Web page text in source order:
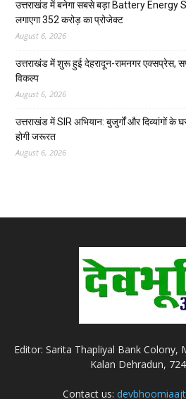
उत्तराखंड में बनेगा सबसे बड़ा Battery
लगाएगा 352 करोड़ का प्रोजेक्ट
August 6, 2026
उत्तराखंड में शुरू हुई देहरादून-रामनगर एक्सप्रेस,
विकल्प
August 6, 2026
उत्तराखंड में SIR अभियान: बुजुर्गों और दिव्यांगों
होगी जरूरत
August 6, 2026
Editor: Sarita Thapliyal Bank Colony,
Kalan Dehradun,
Contact us: